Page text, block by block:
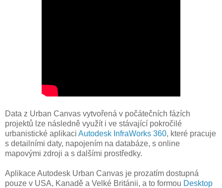
Data z Urban Canvas vytvořená v počátečních fázích
projektů lze následně využít i ve stávající pokročilé
urbanistické aplikaci Autodesk InfraWorks 360, které pracuje
s detailními daty, napojením na databáze, s online
mapovými zdroji a s dalšími prostředky.
Aplikace Autodesk Urban Canvas je prozatím dostupná
pouze v USA, Kanadě a Velké Británii, a to formou Desktop